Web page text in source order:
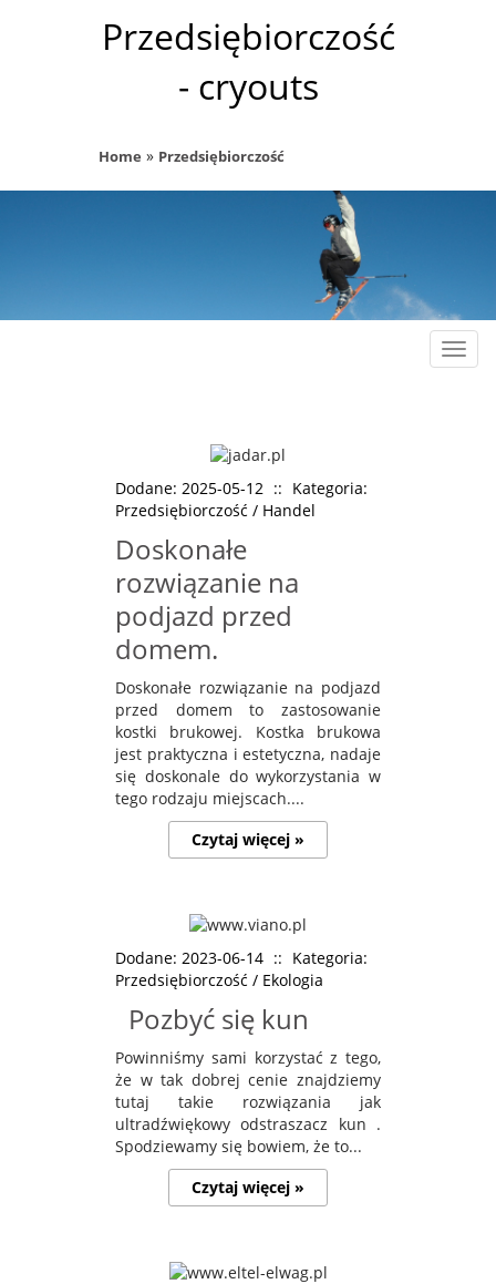
Przedsiębiorczość
- cryouts
Home » Przedsiębiorczość
Dodane: 2025-05-12 :: Kategoria:
Przedsiębiorczość / Handel
Doskonałe
rozwiązanie na
podjazd przed
domem.
Doskonałe rozwiązanie na podjazd
przed domem to zastosowanie
kostki brukowej. Kostka brukowa
jest praktyczna i estetyczna, nadaje
się doskonale do wykorzystania w
tego rodzaju miejscach....
Czytaj więcej »
Dodane: 2023-06-14 :: Kategoria:
Przedsiębiorczość / Ekologia
Pozbyć się kun
Powinniśmy sami korzystać z tego,
że w tak dobrej cenie znajdziemy
tutaj takie rozwiązania jak
ultradźwiękowy odstraszacz kun .
Spodziewamy się bowiem, że to...
Czytaj więcej »